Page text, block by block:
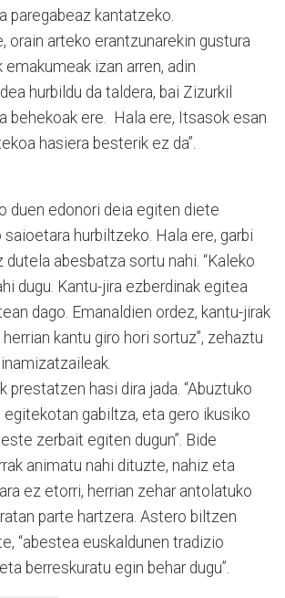
paregabeaz kantatzeko.
orain arteko erantzunarekin gustura
emakumeak izan arren, adin
hurbildu da taldera, bai Zizurkil
behekoak ere. Hala ere, Itsasok esan
hasiera besterik ez da”.
duen edonori deia egiten diete
hurbiltzeko. Hala ere, garbi
dutela abesbatza sortu nahi. “Kaleko
dugu. Kantu-jira ezberdinak egitea
dago. Emanaldien ordez, kantu-jirak
kantu giro hori sortuz”, zehaztu
prestatzen hasi dira jada. “Abuztuko
gabiltza, eta gero ikusiko
zerbait egiten dugun”. Bide
animatu nahi dituzte, nahiz eta
ez etorri, herrian zehar antolatuko
parte hartzera. Astero biltzen
“abestea euskaldunen tradizio
berreskuratu egin behar dugu”.